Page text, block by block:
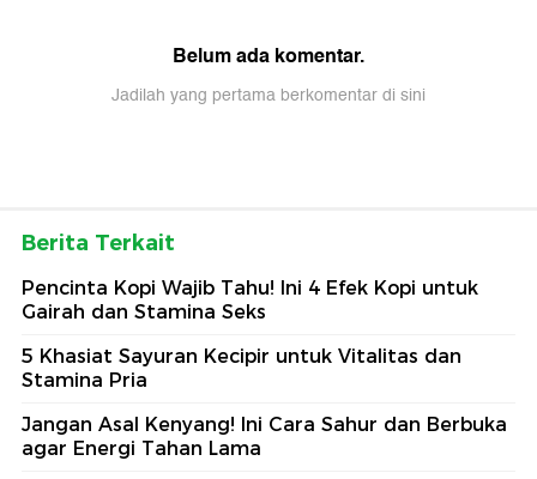
Belum ada komentar.
Jadilah yang pertama berkomentar di sini
Berita Terkait
Pencinta Kopi Wajib Tahu! Ini 4 Efek Kopi untuk
Gairah dan Stamina Seks
5 Khasiat Sayuran Kecipir untuk Vitalitas dan
Stamina Pria
Jangan Asal Kenyang! Ini Cara Sahur dan Berbuka
agar Energi Tahan Lama